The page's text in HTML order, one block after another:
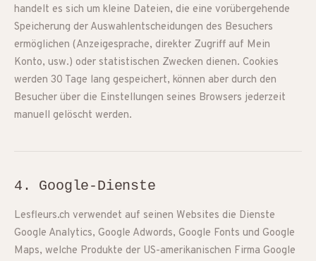
handelt es sich um kleine Dateien, die eine vorübergehende
Speicherung der Auswahlentscheidungen des Besuchers
ermöglichen (Anzeigesprache, direkter Zugriff auf Mein
Konto, usw.) oder statistischen Zwecken dienen. Cookies
werden 30 Tage lang gespeichert, können aber durch den
Besucher über die Einstellungen seines Browsers jederzeit
manuell gelöscht werden.
4. Google-Dienste
Lesfleurs.ch verwendet auf seinen Websites die Dienste
Google Analytics, Google Adwords, Google Fonts und Google
Maps, welche Produkte der US-amerikanischen Firma Google